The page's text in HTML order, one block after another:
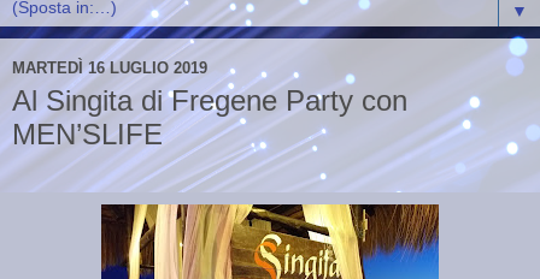
▼
MARTEDÌ 16 LUGLIO 2019
Al Singita di Fregene Party con
MEN’SLIFE